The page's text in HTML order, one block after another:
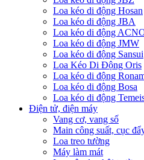
Loa kéo di động Hosan
Loa kéo di động JBA
Loa kéo di động
Loa kéo di động JMW
Loa kéo di động Sansui
Loa Kéo Di Động Oris
Loa kéo di động
Loa kéo di động Bosa
Loa kéo di động
Điện tử, điện máy
Vang cơ, vang số
Main công suất, cục
Loa treo tường
Máy làm mát